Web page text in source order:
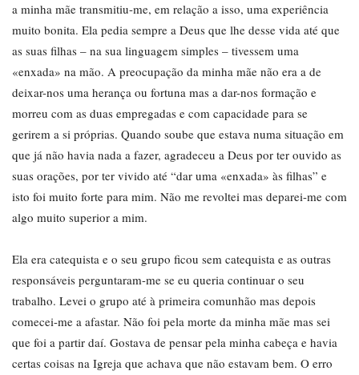
a minha mãe transmitiu-me, em relação a isso, uma experiência
muito bonita. Ela pedia sempre a Deus que lhe desse vida até que
as suas filhas – na sua linguagem simples – tivessem uma
«enxada» na mão. A preocupação da minha mãe não era a de
deixar-nos uma herança ou fortuna mas a dar-nos formação e
morreu com as duas empregadas e com capacidade para se
gerirem a si próprias. Quando soube que estava numa situação em
que já não havia nada a fazer, agradeceu a Deus por ter ouvido as
suas orações, por ter vivido até “dar uma «enxada» às filhas” e
isto foi muito forte para mim. Não me revoltei mas deparei-me com
algo muito superior a mim.
Ela era catequista e o seu grupo ficou sem catequista e as outras
responsáveis perguntaram-me se eu queria continuar o seu
trabalho. Levei o grupo até à primeira comunhão mas depois
comecei-me a afastar. Não foi pela morte da minha mãe mas sei
que foi a partir daí. Gostava de pensar pela minha cabeça e havia
certas coisas na Igreja que achava que não estavam bem. O erro